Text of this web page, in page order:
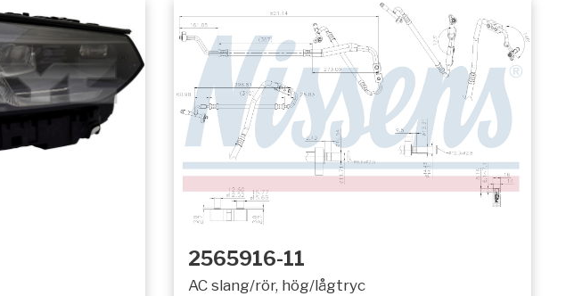
2565916-11
AC slang/rör, hög/lågtryc